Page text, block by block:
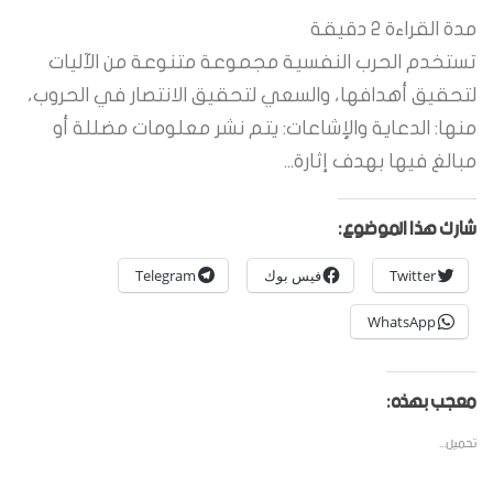
مدة القراءة 2 دقيقة
تستخدم الحرب النفسية مجموعة متنوعة من الآليات
لتحقيق أهدافها، والسعي لتحقيق الانتصار في الحروب،
منها: الدعاية والإشاعات: يتم نشر معلومات مضللة أو
مبالغ فيها بهدف إثارة...
شارك هذا الموضوع:
Twitter فيس بوك Telegram
WhatsApp
معجب بهذه:
تحميل...